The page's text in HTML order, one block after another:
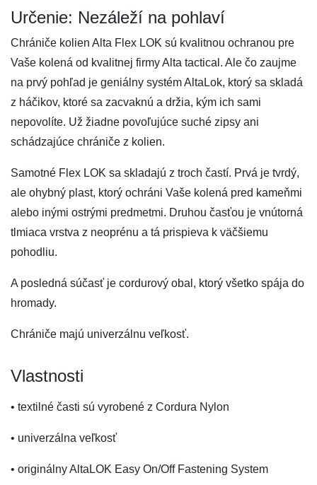
Určenie: Nezáleží na pohlaví
Chrániče kolien Alta Flex LOK sú kvalitnou ochranou pre
Vaše kolená od kvalitnej firmy Alta tactical. Ale čo zaujme
na prvý pohľad je geniálny systém AltaLok, ktorý sa skladá
z háčikov, ktoré sa zacvaknú a držia, kým ich sami
nepovolíte. Už žiadne povoľujúce suché zipsy ani
schádzajúce chrániče z kolien.
Samotné Flex LOK sa skladajú z troch častí. Prvá je tvrdý,
ale ohybný plast, ktorý ochráni Vaše kolená pred kameňmi
alebo inými ostrými predmetmi. Druhou časťou je vnútorná
tlmiaca vrstva z neoprénu a tá prispieva k väčšiemu
pohodliu.
A posledná súčasť je cordurový obal, ktorý všetko spája do
hromady.
Chrániče majú univerzálnu veľkosť.
Vlastnosti
• textilné časti sú vyrobené z Cordura Nylon
• univerzálna veľkosť
• originálny AltaLOK Easy On/Off Fastening System